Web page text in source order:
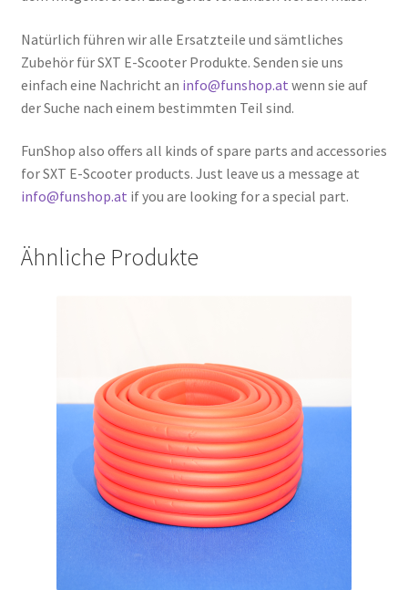
Natürlich führen wir alle Ersatzteile und sämtliches
Zubehör für SXT E-Scooter Produkte. Senden sie uns
einfach eine Nachricht an info@funshop.at wenn sie auf
der Suche nach einem bestimmten Teil sind.
FunShop also offers all kinds of spare parts and accessories
for SXT E-Scooter products. Just leave us a message at
info@funshop.at if you are looking for a special part.
Ähnliche Produkte